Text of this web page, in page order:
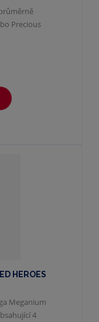
Precious
HEROES
Meganium
4